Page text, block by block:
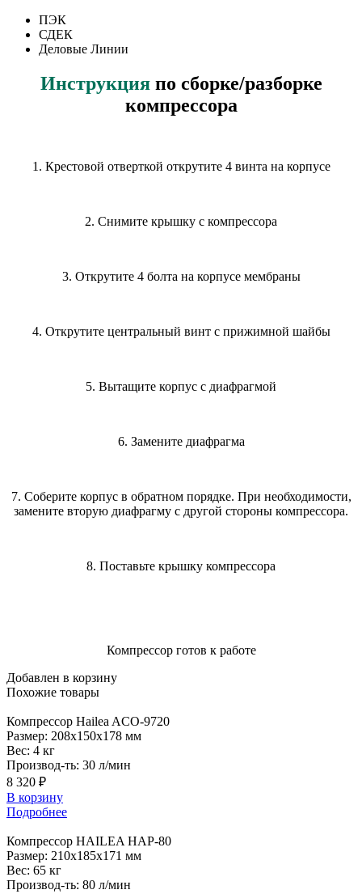
ПЭК
СДЕК
Деловые Линии
Инструкцияпо сборке/разборке
компрессора
1. Крестовой отверткой открутите 4 винта на корпусе
2. Снимите крышку с компрессора
3. Открутите 4 болта на корпусе мембраны
4. Открутите центральный винт с прижимной шайбы
5. Вытащите корпус с диафрагмой
6. Замените диафрагма
7. Соберите корпус в обратном порядке. При необходимости,
замените вторую диафрагму с другой стороны компрессора.
8. Поставьте крышку компрессора
Компрессор готов к работе
Добавлен в корзину
Похожие товары
Компрессор Hailea ACO-9720
Размер: 208x150x178 мм
Вес: 4 кг
Производ-ть: 30 л/мин
8 320 ₽
В корзину
Подробнее
Компрессор HAILEA HAP-80
Размер: 210x185x171 мм
Вес: 65 кг
Производ-ть: 80 л/мин